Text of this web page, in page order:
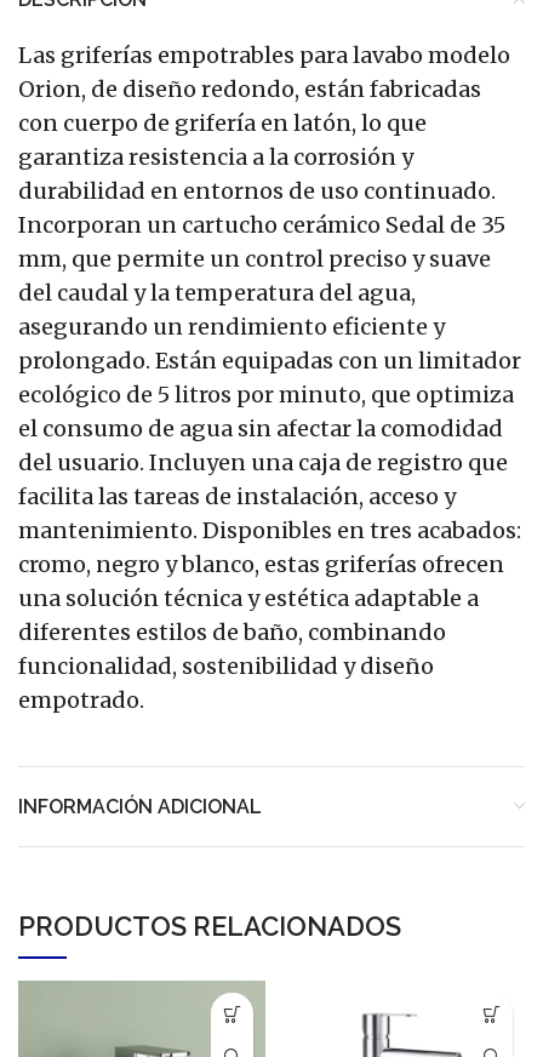
Las griferías empotrables para lavabo modelo
Orion, de diseño redondo, están fabricadas
con cuerpo de grifería en latón, lo que
garantiza resistencia a la corrosión y
durabilidad en entornos de uso continuado.
Incorporan un cartucho cerámico Sedal de 35
mm, que permite un control preciso y suave
del caudal y la temperatura del agua,
asegurando un rendimiento eficiente y
prolongado. Están equipadas con un limitador
ecológico de 5 litros por minuto, que optimiza
el consumo de agua sin afectar la comodidad
del usuario. Incluyen una caja de registro que
facilita las tareas de instalación, acceso y
mantenimiento. Disponibles en tres acabados:
cromo, negro y blanco, estas griferías ofrecen
una solución técnica y estética adaptable a
diferentes estilos de baño, combinando
funcionalidad, sostenibilidad y diseño
empotrado.
INFORMACIÓN ADICIONAL
PRODUCTOS RELACIONADOS